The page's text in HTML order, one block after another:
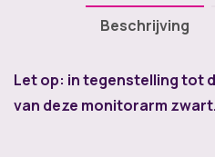
Beschrijving
Let op: in tegenstelling tot
van deze monitorarm zwart.